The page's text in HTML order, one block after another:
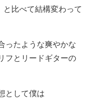
比べて結構変わって
ったような爽やかな
フとリードギターの
として僕は